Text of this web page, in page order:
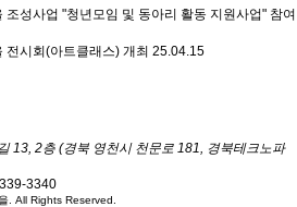
성사업 "청년모임 및 동아리 활동 지원사업" 참여
전시회(아트클래스) 개최 25.04.15
13, 2층 (경북 영천시 천문로 181, 경북테크노파
3340
. All Rights Reserved.